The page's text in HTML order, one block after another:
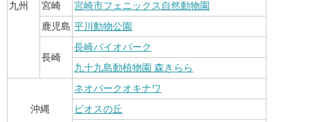
九州
宮崎
宮崎市フェニックス自然動物園
鹿児島 平川動物公園
長崎
長崎バイオパーク
九十九島動植物園 森きらら
沖縄
ネオパークオキナワ
ビオスの丘